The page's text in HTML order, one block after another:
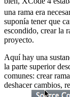
una rama era
suponía tener que
escondido, crear la
proyecto.
Aquí hay una
la parte superior
comunes: crear
deshacer cambios,